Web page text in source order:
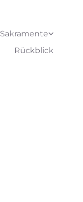
Sakramente
Rückblick